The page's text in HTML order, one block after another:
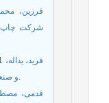
شرکت چاپ
و صنعت توریسم، فضای جغرافیایی، شماره 8.